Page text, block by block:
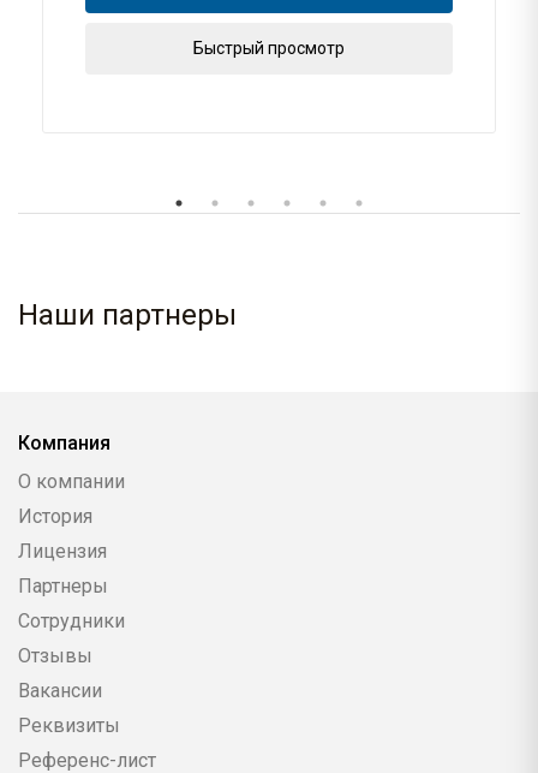
Быстрый просмотр
Наши партнеры
Компания
О компании
История
Лицензия
Партнеры
Сотрудники
Отзывы
Вакансии
Реквизиты
Референс-лист